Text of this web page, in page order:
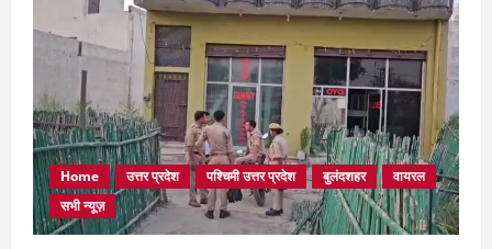
Home उत्तर प्रदेश पश्चिमी उत्तर प्रदेश बुलंदशहर
वायरल
सभी न्यूज़